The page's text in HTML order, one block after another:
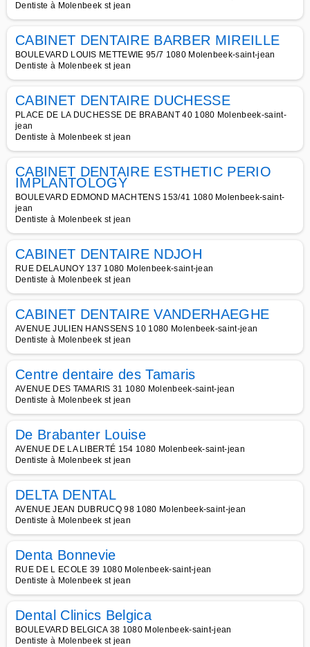
Dentiste à Molenbeek st jean
CABINET DENTAIRE BARBER MIREILLE
BOULEVARD LOUIS METTEWIE 95/7 1080 Molenbeek-saint-jean
Dentiste à Molenbeek st jean
CABINET DENTAIRE DUCHESSE
PLACE DE LA DUCHESSE DE BRABANT 40 1080 Molenbeek-saint-
jean
Dentiste à Molenbeek st jean
CABINET DENTAIRE ESTHETIC PERIO
IMPLANTOLOGY
BOULEVARD EDMOND MACHTENS 153/41 1080 Molenbeek-saint-
jean
Dentiste à Molenbeek st jean
CABINET DENTAIRE NDJOH
RUE DELAUNOY 137 1080 Molenbeek-saint-jean
Dentiste à Molenbeek st jean
CABINET DENTAIRE VANDERHAEGHE
AVENUE JULIEN HANSSENS 10 1080 Molenbeek-saint-jean
Dentiste à Molenbeek st jean
Centre dentaire des Tamaris
AVENUE DES TAMARIS 31 1080 Molenbeek-saint-jean
Dentiste à Molenbeek st jean
De Brabanter Louise
AVENUE DE LA LIBERTÉ 154 1080 Molenbeek-saint-jean
Dentiste à Molenbeek st jean
DELTA DENTAL
AVENUE JEAN DUBRUCQ 98 1080 Molenbeek-saint-jean
Dentiste à Molenbeek st jean
Denta Bonnevie
RUE DE L ECOLE 39 1080 Molenbeek-saint-jean
Dentiste à Molenbeek st jean
Dental Clinics Belgica
BOULEVARD BELGICA 38 1080 Molenbeek-saint-jean
Dentiste à Molenbeek st jean